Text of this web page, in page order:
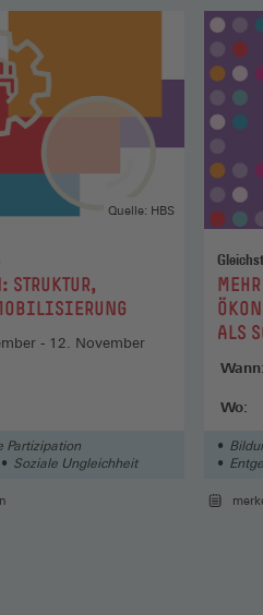
STRUKTUR,
Quelle: HBS
- 12. November
Partizipation
Soziale Ungleichheit
:
ALS
Wann:
Wo: